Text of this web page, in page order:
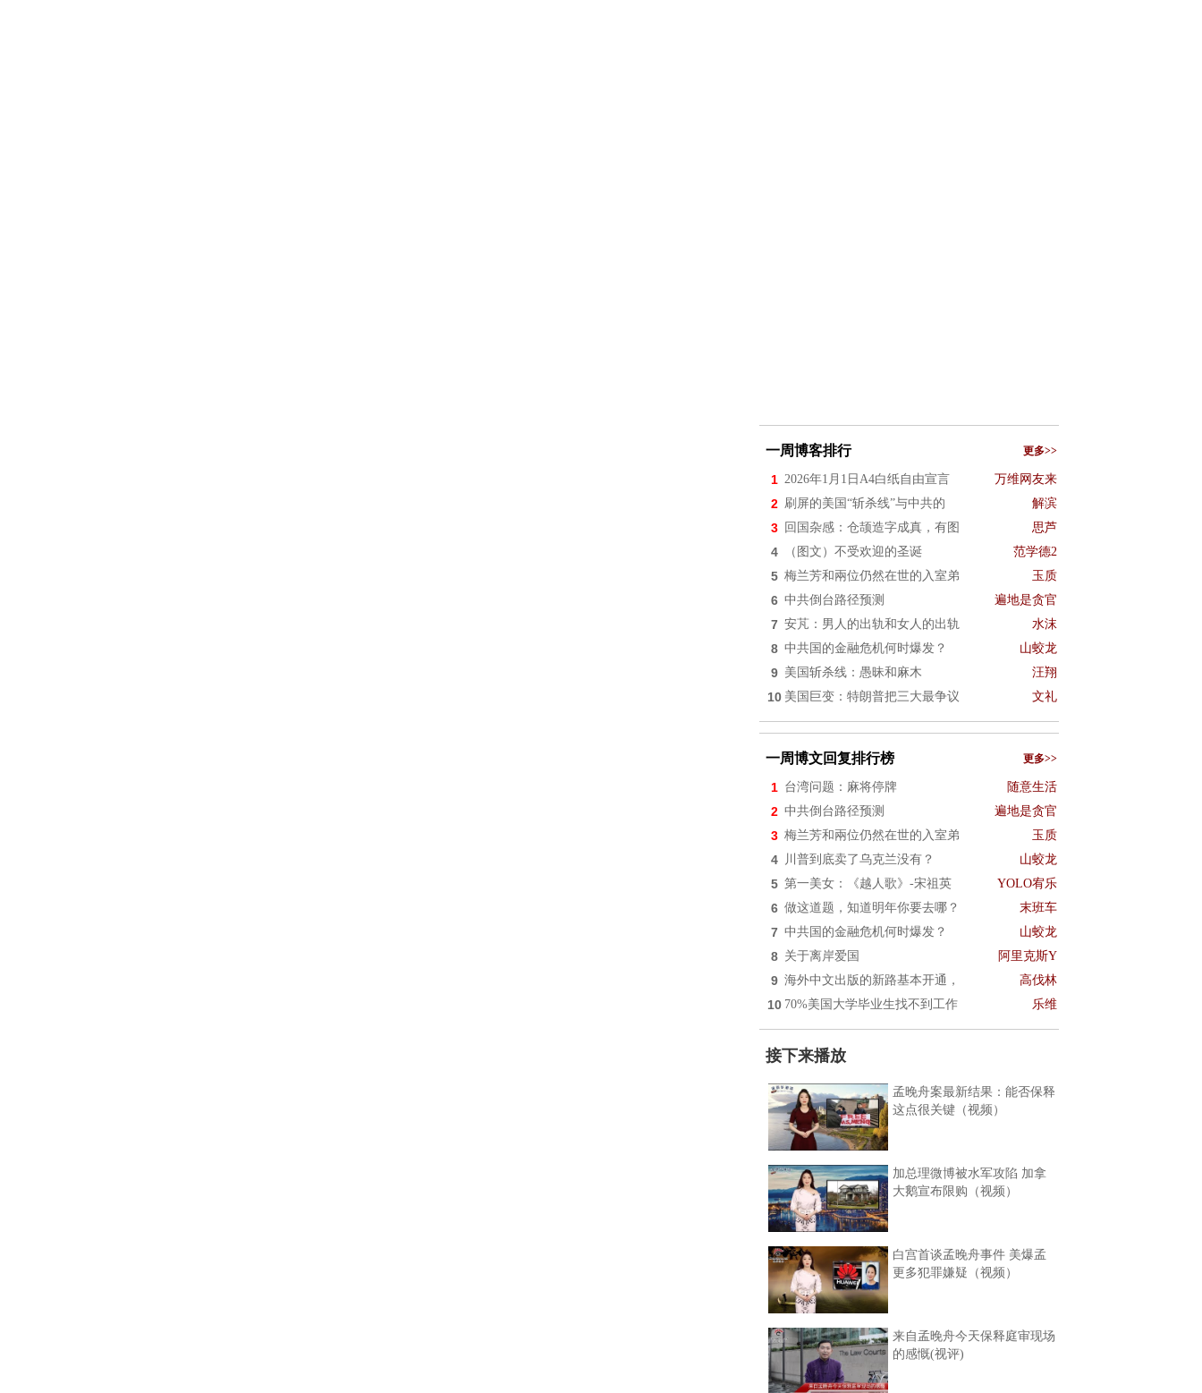
一周博客排行 更多>>
1 2026年1月1日A4白纸自由宣言 万维网友来
2 刷屏的美国“斩杀线”与中共的 解滨
3 回国杂感：仓颉造字成真，有图 思芦
4 （图文）不受欢迎的圣诞 范学德2
5 梅兰芳和兩位仍然在世的入室弟 玉质
6 中共倒台路径预测 遍地是贪官
7 安芃：男人的出轨和女人的出轨 水沫
8 中共国的金融危机何时爆发？ 山蛟龙
9 美国斩杀线：愚昧和麻木 汪翔
10 美国巨变：特朗普把三大最争议 文礼
一周博文回复排行榜 更多>>
1 台湾问题：麻将停牌 随意生活
2 中共倒台路径预测 遍地是贪官
3 梅兰芳和兩位仍然在世的入室弟 玉质
4 川普到底卖了乌克兰没有？ 山蛟龙
5 第一美女：《越人歌》-宋祖英 YOLO宥乐
6 做这道题，知道明年你要去哪？ 末班车
7 中共国的金融危机何时爆发？ 山蛟龙
8 关于离岸爱国 阿里克斯Y
9 海外中文出版的新路基本开通， 高伐林
10 70%美国大学毕业生找不到工作 乐维
接下来播放
孟晚舟案最新结果：能否保释
这点很关键（视频）
加总理微博被水军攻陷 加拿
大鹅宣布限购（视频）
白宫首谈孟晚舟事件 美爆孟
更多犯罪嫌疑（视频）
来自孟晚舟今天保释庭审现场
的感慨(视评)